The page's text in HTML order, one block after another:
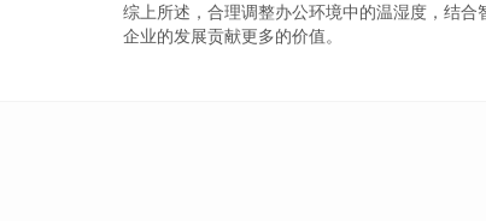
综上所述，合理调整办公环境中的温湿度，结
企业的发展贡献更多的价值。